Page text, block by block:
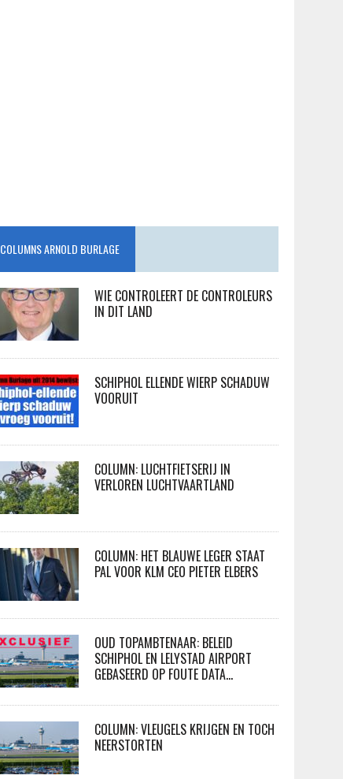
COLUMNS ARNOLD BURLAGE
WIE CONTROLEERT DE CONTROLEURS
IN DIT LAND
SCHIPHOL ELLENDE WIERP SCHADUW
VOORUIT
COLUMN: LUCHTFIETSERIJ IN
VERLOREN LUCHTVAARTLAND
COLUMN: HET BLAUWE LEGER STAAT
PAL VOOR KLM CEO PIETER ELBERS
OUD TOPAMBTENAAR: BELEID
SCHIPHOL EN LELYSTAD AIRPORT
GEBASEERD OP FOUTE DATA…
COLUMN: VLEUGELS KRIJGEN EN TOCH
NEERSTORTEN